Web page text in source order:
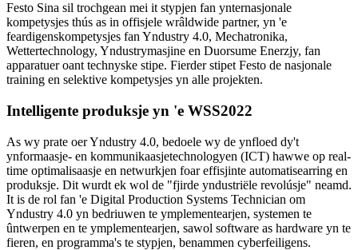
Festo Sina sil trochgean mei it stypjen fan ynternasjonale
kompetysjes thús as in offisjele wrâldwide partner, yn 'e
feardigenskompetysjes fan Yndustry 4.0, Mechatronika,
Wettertechnology, Yndustrymasjine en Duorsume Enerzjy, fan
apparatuer oant technyske stipe. Fierder stipet Festo de nasjonale
training en selektive kompetysjes yn alle projekten.
Intelligente produksje yn 'e WSS2022
As wy prate oer Yndustry 4.0, bedoele wy de ynfloed dy't
ynformaasje- en kommunikaasjetechnologyen (ICT) hawwe op real-
time optimalisaasje en netwurkjen foar effisjinte automatisearring en
produksje. Dit wurdt ek wol de "fjirde yndustriële revolúsje" neamd.
It is de rol fan 'e Digital Production Systems Technician om
Yndustry 4.0 yn bedriuwen te ymplementearjen, systemen te
ûntwerpen en te ymplementearjen, sawol software as hardware yn te
fieren, en programma's te stypjen, benammen cyberfeiligens.